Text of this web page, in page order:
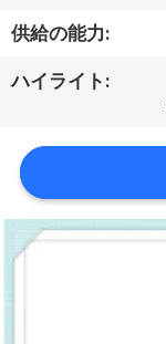
つ
い
工
場
供給の能力:
ハイライト: